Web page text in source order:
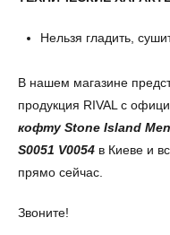
Нельзя гладить,
В нашем магазине
продукция RIVAL с
кофтуStone Island
S0051 V0054 в Киеве и
прямо сейчас.
Звоните!